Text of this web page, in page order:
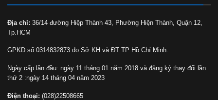
Địa chỉ: 36/14 đường Hiệp Thành 43, Phường Hiện Thành, Quận 12,
Tp.HCM
GPKD số 0314832873 do Sở KH và ĐT TP Hồ Chí Minh.
Ngày cấp lần đầu: ngày 11 tháng 01 năm 2018 và đăng ký thay đổi lần
thứ 2 :ngày 14 tháng 04 năm 2023
Điện thoại: (028)22508665